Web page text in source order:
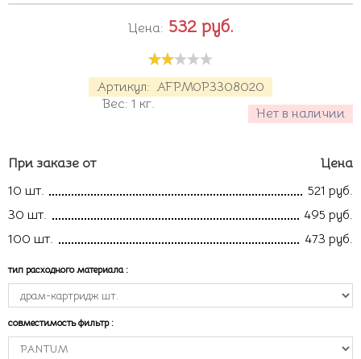
Артикул: AFPM0P3308020
Нет в наличии
Вес: 1 кг.
Цена: 532 руб.
При заказе от
Цена
10 шт.
521 руб.
30 шт.
495 руб.
100 шт.
473 руб.
тип расходного материала :
совместимость фильтр :